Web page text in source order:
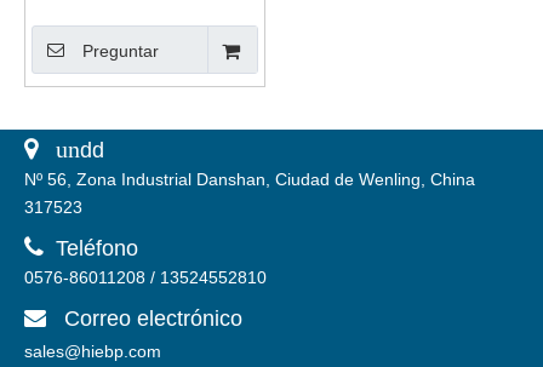
rebote tipo lápiz
Esclerómetro L-5Pro
Preguntar
 undd
Nº 56, Zona Industrial Danshan, Ciudad de Wenling, China
317523
 Teléfono
0576-86011208 / 13524552810
 Correo electrónico
sales@hiebp.com